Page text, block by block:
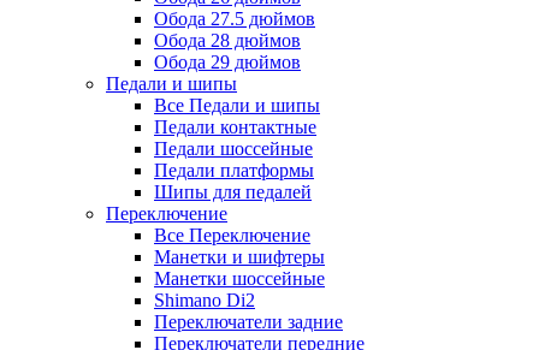
Обода 27.5 дюймов
Обода 28 дюймов
Обода 29 дюймов
Педали и шипы
Все Педали и шипы
Педали контактные
Педали шоссейные
Педали платформы
Шипы для педалей
Переключение
Все Переключение
Манетки и шифтеры
Манетки шоссейные
Shimano Di2
Переключатели задние
Переключатели передние